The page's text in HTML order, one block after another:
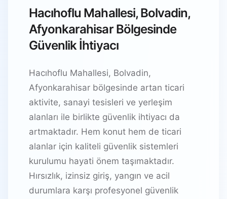
Hacıhoflu Mahallesi, Bolvadin,
Afyonkarahisar Bölgesinde
Güvenlik İhtiyacı
Hacıhoflu Mahallesi, Bolvadin,
Afyonkarahisar bölgesinde artan ticari
aktivite, sanayi tesisleri ve yerleşim
alanları ile birlikte güvenlik ihtiyacı da
artmaktadır. Hem konut hem de ticari
alanlar için kaliteli güvenlik sistemleri
kurulumu hayati önem taşımaktadır.
Hırsızlık, izinsiz giriş, yangın ve acil
durumlara karşı profesyonel güvenlik